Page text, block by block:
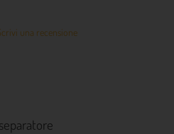
una recensione